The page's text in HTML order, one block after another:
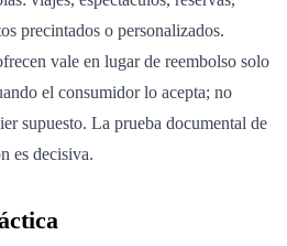
precintados o personalizados.
vale en lugar de reembolso solo
el consumidor lo acepta; no
supuesto. La prueba documental de
es decisiva.